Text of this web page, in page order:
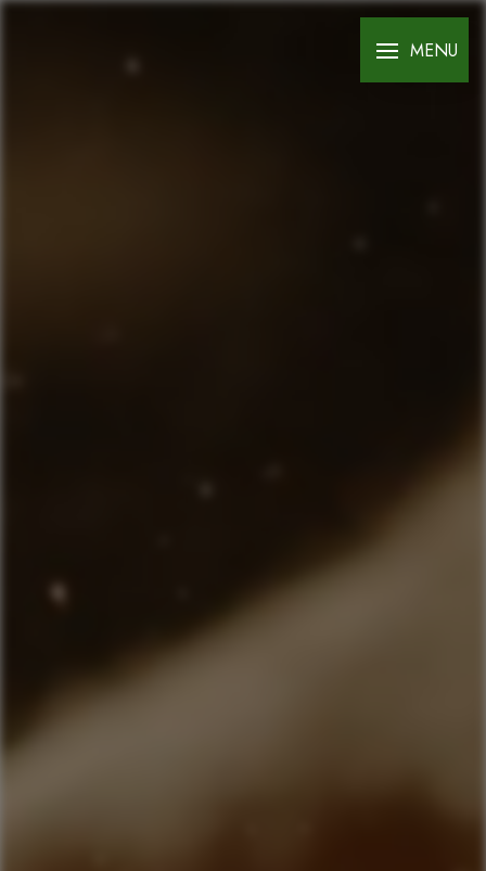
MENU
Panneau de gestion des cookies